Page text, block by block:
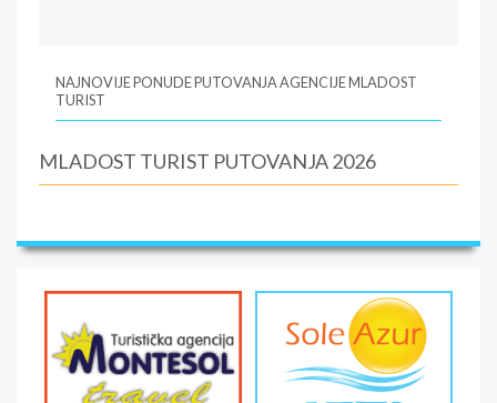
NAJNOVIJE PONUDE PUTOVANJA AGENCIJE MLADOST
TURIST
MLADOST TURIST PUTOVANJA 2026